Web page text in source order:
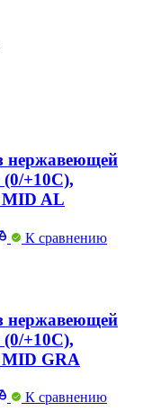
нержавеющей
+10C),
MID AL
К сравнению
нержавеющей
+10C),
MID GRA
К сравнению